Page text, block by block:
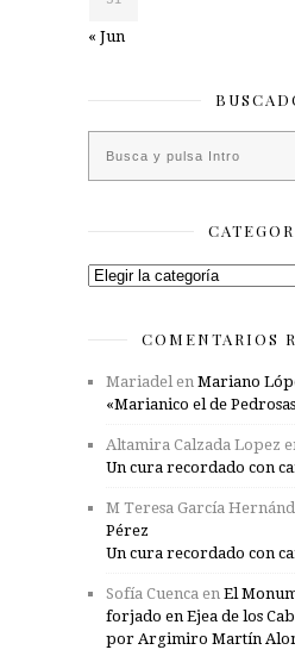
« Jun
Categorías
COMENTARIOS
Mariadelen Mariano
«Marianico el de
Altamira Calzada Lopez
Un cura recordado con
M Teresa García
Pérez
Un cura recordado con
Sofía Cuenca en El
forjado en Ejea de los
por Argimiro Martín